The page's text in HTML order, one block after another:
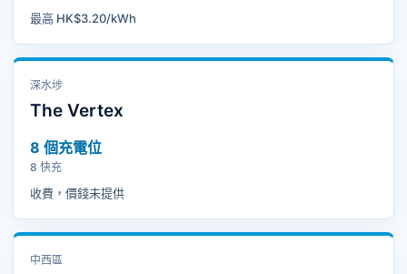
最高 HK$3.20/kWh
深水埗
The Vertex
8 個充電位
8 快充
收費，價錢未提供
中西區